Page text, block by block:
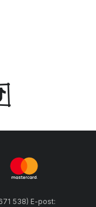
538) E-post: